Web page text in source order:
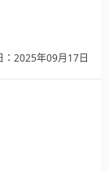
：2025年09月17日